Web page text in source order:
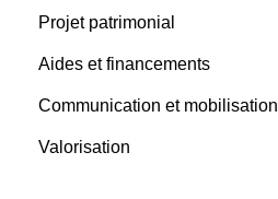
Projet patrimonial
Aides et financements
Communication et mobilisation
Valorisation